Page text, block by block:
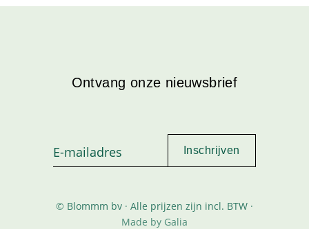
Ontvang onze nieuwsbrief
© Blommm bv · Alle prijzen zijn incl. BTW ·
Made by Galia